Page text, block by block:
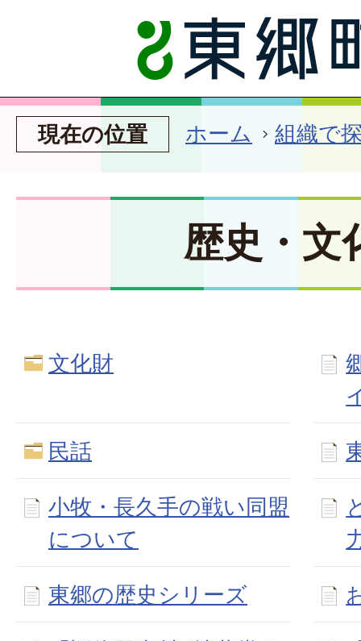
現在の位置 ホーム 組織で
歴史・文
文化財
民話
小牧・長久手の戦い同盟
について
東郷の歴史シリーズ